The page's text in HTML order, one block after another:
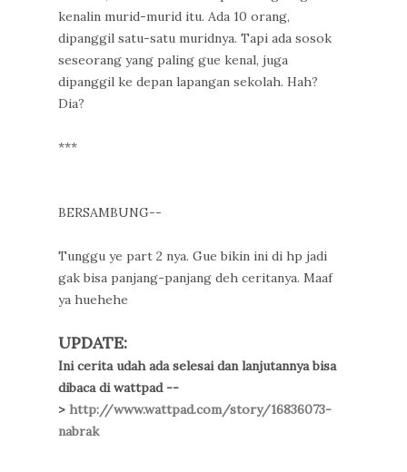
kenalin murid-murid itu. Ada 10 orang,
dipanggil satu-satu muridnya. Tapi ada sosok
seseorang yang paling gue kenal, juga
dipanggil ke depan lapangan sekolah. Hah?
Dia?
***
BERSAMBUNG--
Tunggu ye part 2 nya. Gue bikin ini di hp jadi
gak bisa panjang-panjang deh ceritanya. Maaf
ya huehehe
UPDATE:
Ini cerita udah ada selesai dan lanjutannya bisa
dibaca di wattpad --
> http://www.wattpad.com/story/16836073-
nabrak